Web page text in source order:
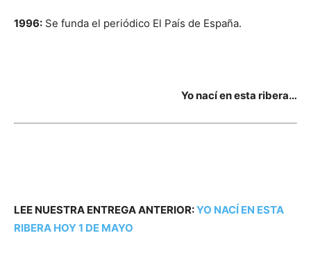
1996: Se funda el periódico El País de España.
Yo nací en esta ribera…
LEE NUESTRA ENTREGA ANTERIOR:YO NACÍ EN ESTA
RIBERA HOY 1 DE MAYO